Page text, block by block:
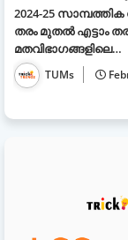
2024-25
തരം മുതൽ എട്ടാം
മതവിഭാഗങ്ങളിലെ…
TUMs